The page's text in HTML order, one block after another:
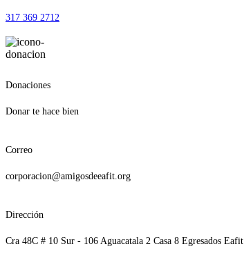
317 369 2712
Donaciones
Donar te hace bien
Correo
corporacion@amigosdeeafit.org
Dirección
Cra 48C # 10 Sur - 106 Aguacatala 2 Casa 8 Egresados Eafit